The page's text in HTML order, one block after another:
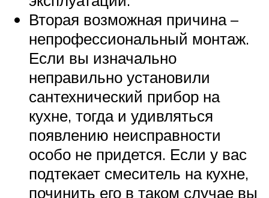
Вторая возможная причина –
непрофессиональный монтаж.
Если вы изначально
неправильно установили
сантехнический прибор на
кухне, тогда и удивляться
появлению неисправности
особо не придется. Если у вас
подтекает смеситель на кухне,
починить его в таком случае вы